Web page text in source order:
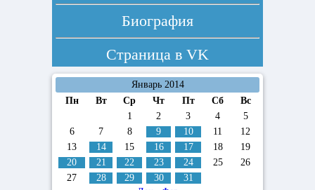
Биография
Страница в VK
Январь 2014
Пн
Вт Ср Чт Пт Сб
Вс
1
2 3 4
5
6
7 8 9 10 11
12
13
14 15 16 17 18
19
20
21 22 23 24 25
26
27
28 29 30
31